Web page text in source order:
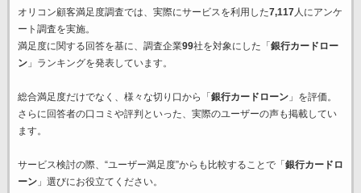
オリコン顧客満足度調査では、実際にサービスを利用した7,117人にアンケ
ート調査を実施。
満足度に関する回答を基に、調査企業99社を対象にした「 銀行カードロー
ン」ランキングを発表しています。
総合満足度だけでなく、様々な切り口から「 銀行カードローン」を評価。
さらに回答者の口コミや評判といった、実際のユーザーの声も掲載してい
ます。
サービス検討の際、“ユーザー満足度”からも比較することで「 銀行カードロ
ーン」選びにお役立てください。